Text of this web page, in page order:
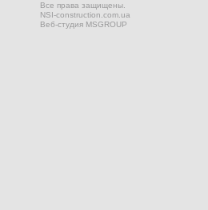
Все права защищены.
NSI-construction.com.ua
Веб-студияMSGROUP